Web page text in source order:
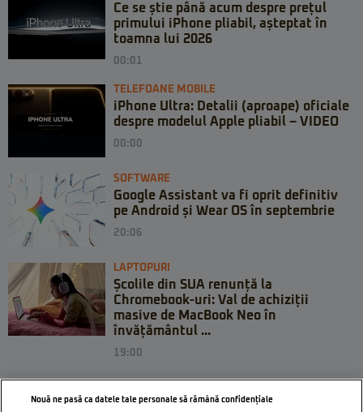
Ce se știe până acum despre prețul
primului iPhone pliabil, așteptat în
toamna lui 2026
00:01
TELEFOANE MOBILE
iPhone Ultra: Detalii (aproape) oficiale
despre modelul Apple pliabil – VIDEO
00:00
SOFTWARE
Google Assistant va fi oprit definitiv
pe Android și Wear OS în septembrie
20:06
LAPTOPURI
Școlile din SUA renunță la
Chromebook-uri: Val de achiziții
masive de MacBook Neo în
învățământul ...
19:00
Nouă ne pasă ca datele tale personale să rămână confidențiale